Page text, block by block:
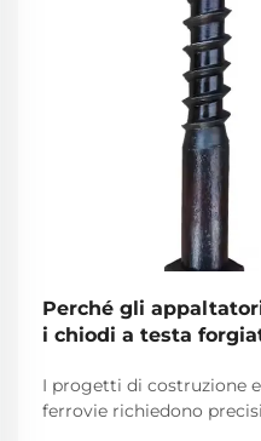
Perché gli
i chiodi a testa
I progetti di costruzione
ferrovie richiedono